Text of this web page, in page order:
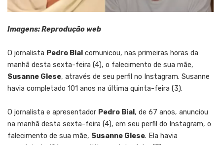
Imagens: Reprodução web
O jornalista Pedro Bial comunicou, nas primeiras horas da
manhã desta sexta-feira (4), o falecimento de sua mãe,
Susanne Glese, através de seu perfil no Instagram. Susanne
havia completado 101 anos na última quinta-feira (3).
O jornalista e apresentador Pedro Bial , de 67 anos, anunciou
na manhã desta sexta-feira (4), em seu perfil do Instagram, o
falecimento de sua mãe, Susanne Glese. Ela havia